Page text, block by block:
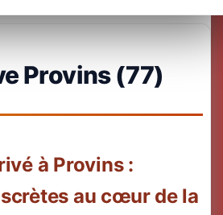
Provins (77)
à Provins :
au cœur de la